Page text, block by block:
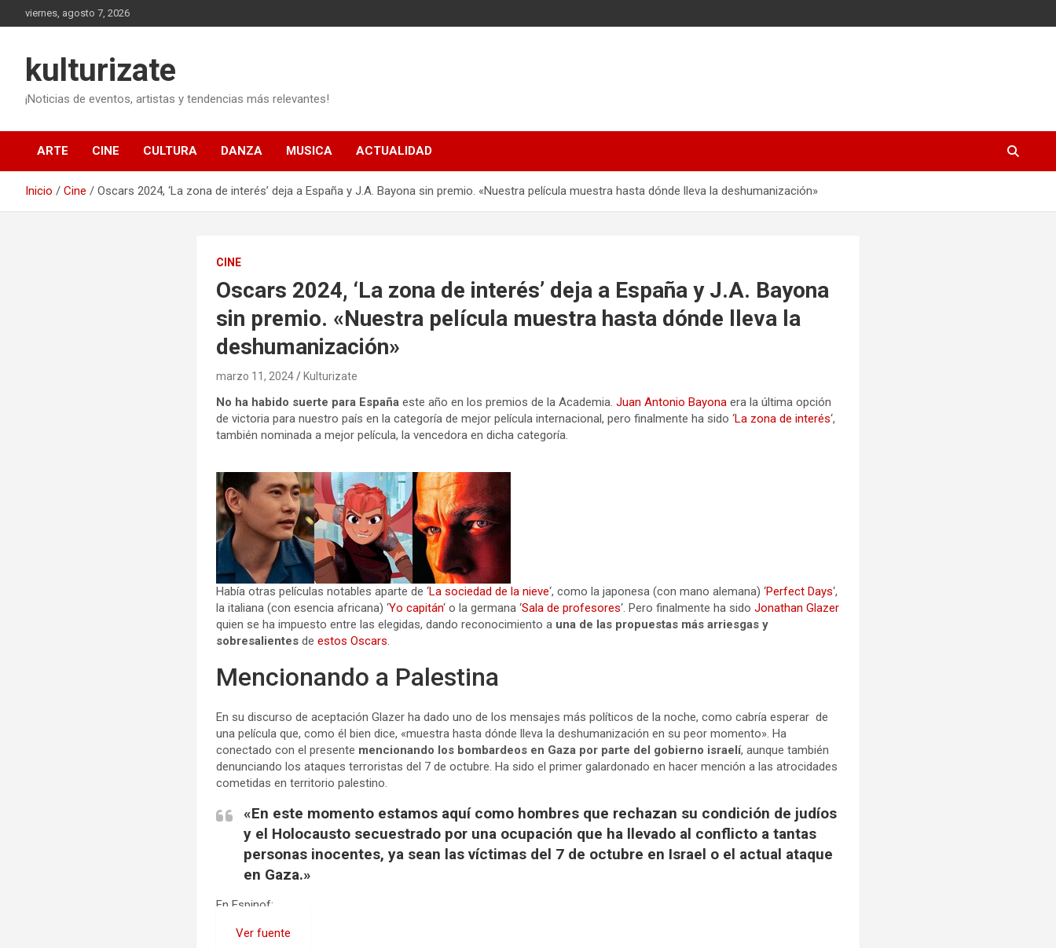
al
viernes, agosto 7, 2026
kulturizate
¡Noticias de eventos, artistas y tendencias más relevantes!
ARTE CINE CULTURA DANZA MUSICA ACTUALIDAD
Inicio Cine Oscars 2024, ‘La zona de interés’ deja a España y J.A. Bayona sin premio. «Nuestra película muestra hasta dónde lleva la deshumanización»
CINE
Oscars 2024, ‘La zona de interés’ deja a España y J.A. Bayona
sin premio. «Nuestra película muestra hasta dónde lleva la
deshumanización»
marzo 11, 2024 Kulturizate
No ha habido suerte para España este año en los premios de la Academia.Juan Antonio Bayona era la última opción
de victoria para nuestro país en la categoría de mejor película internacional, pero finalmente ha sido ‘La zona de interés‘,
también nominada a mejor película, la vencedora en dicha categoría.
Había otras películas notables aparte de ‘La sociedad de la nieve‘, como la japonesa (con mano alemana) ‘Perfect Days‘,
la italiana (con esencia africana) ‘Yo capitán‘ o la germana ‘Sala de profesores‘. Pero finalmente ha sidoJonathan Glazer
quien se ha impuesto entre las elegidas, dando reconocimiento a una de las propuestas más arriesgas y
sobresalientesde estos Oscars.
Mencionando a Palestina
En su discurso de aceptación Glazer ha dado uno de los mensajes más políticos de la noche, como cabría esperar de
una película que, como él bien dice, «muestra hasta dónde lleva la deshumanización en su peor momento». Ha
conectado con el presente mencionando los bombardeos en Gaza por parte del gobierno israelí, aunque también
denunciando los ataques terroristas del 7 de octubre. Ha sido el primer galardonado en hacer mención a las atrocidades
cometidas en territorio palestino.
«En este momento estamos aquí como hombres que rechazan su condición de judíos
y el Holocausto secuestrado por una ocupación que ha llevado al conflicto a tantas
personas inocentes, ya sean las víctimas del 7 de octubre en Israel o el actual ataque
en Gaza.»
En Espinof:
Ver fuente